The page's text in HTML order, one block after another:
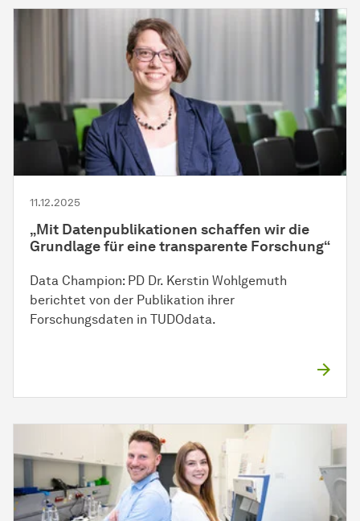
11.12.2025
„Mit Datenpublikationen schaffen wir die
Grundlage für eine transparente Forschung“
Data Champion: PD Dr. Kerstin Wohlgemuth
berichtet von der Publikation ihrer
Forschungsdaten in TUDOdata.